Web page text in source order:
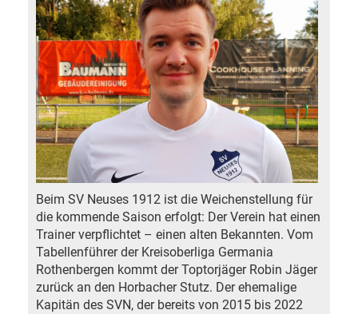
Beim SV Neuses 1912 ist die Weichenstellung für
die kommende Saison erfolgt: Der Verein hat einen
Trainer verpflichtet – einen alten Bekannten. Vom
Tabellenführer der Kreisoberliga Germania
Rothenbergen kommt der Toptorjäger Robin Jäger
zurück an den Horbacher Stutz. Der ehemalige
Kapitän des SVN, der bereits von 2015 bis 2022